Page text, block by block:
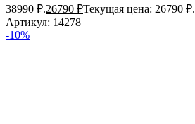
38990 ₽.26790 ₽Текущая цена: 26790 ₽.
Артикул: 14278
-10%